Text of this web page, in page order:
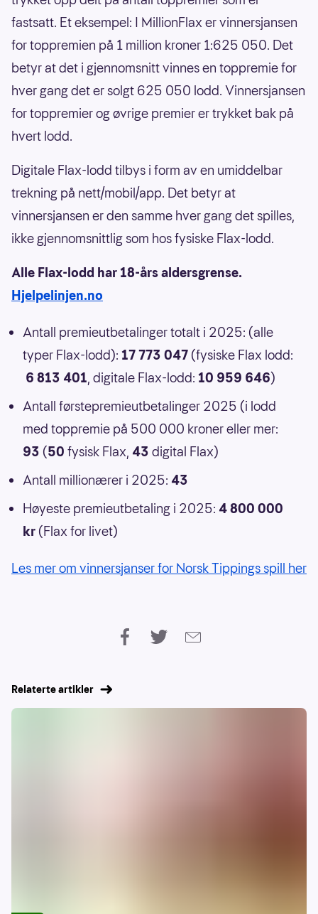
fastsatt. Et eksempel: I MillionFlax er vinnersjansen
for toppremien på 1 million kroner 1:625 050. Det
betyr at det i gjennomsnitt vinnes en toppremie for
hver gang det er solgt 625 050 lodd. Vinnersjansen
for toppremier og øvrige premier er trykket bak på
hvert lodd.
Digitale Flax-lodd tilbys i form av en umiddelbar
trekning på nett/mobil/app. Det betyr at
vinnersjansen er den samme hver gang det spilles,
ikke gjennomsnittlig som hos fysiske Flax-lodd.
Alle Flax-lodd har 18-års aldersgrense.
Hjelpelinjen.no
Antall premieutbetalinger totalt i 2025: (alle
typer Flax-lodd): 17 773 047 (fysiske Flax lodd:
6 813 401, digitale Flax-lodd: 10 959 646)
Antall førstepremieutbetalinger 2025 (i lodd
med toppremie på 500 000 kroner eller mer:
93 (50 fysisk Flax, 43 digital Flax)
Antall millionærer i 2025: 43
Høyeste premieutbetaling i 2025: 4 800 000
kr (Flax for livet)
Les mer om vinnersjanser for Norsk Tippings spill her
Relaterte artikler